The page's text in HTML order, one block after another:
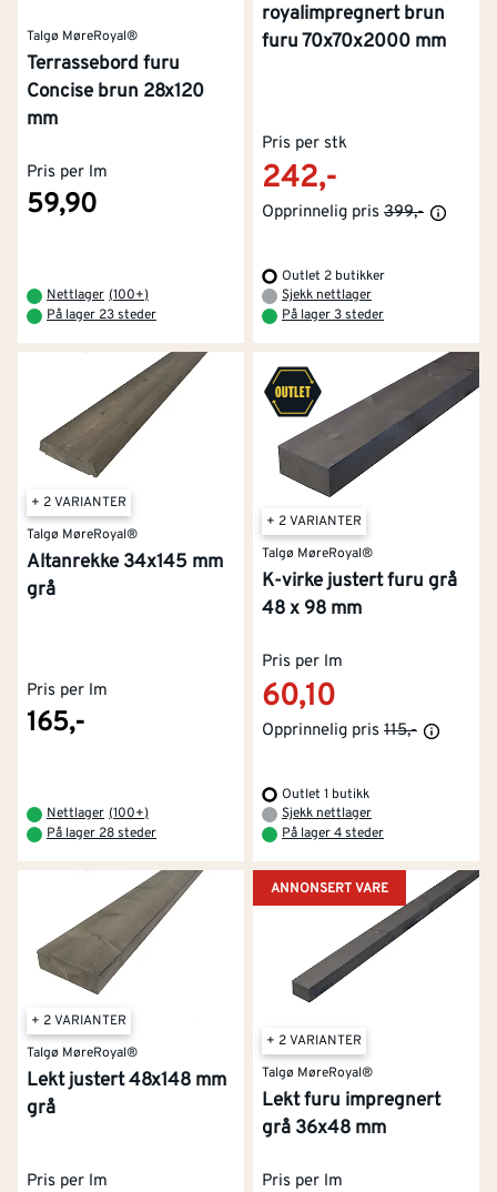
Talgø MøreRoyal®
Terrassebord furu
Concise brun 28x120
mm
Pris per lm
59,90
Nettlager (100+)
På lager 23 steder
royalimpregnert brun
furu 70x70x2000 mm
Pris per stk
242,-
Opprinnelig pris 399,-
Outlet 2 butikker
Sjekk nettlager
På lager 3 steder
+ 2 VARIANTER
Talgø MøreRoyal®
Altanrekke 34x145 mm
grå
Pris per lm
165,-
Nettlager (100+)
På lager 28 steder
+ 2 VARIANTER
Talgø MøreRoyal®
K-virke justert furu grå
48 x 98 mm
Pris per lm
60,10
Opprinnelig pris 115,-
Outlet 1 butikk
Sjekk nettlager
På lager 4 steder
+ 2 VARIANTER
Talgø MøreRoyal®
Lekt justert 48x148 mm
grå
Pris per lm
ANNONSERT VARE
+ 2 VARIANTER
Talgø MøreRoyal®
Lekt furu impregnert
grå 36x48 mm
Pris per lm